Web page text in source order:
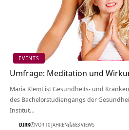
EVENTS
Umfrage: Meditation und
Maria Klemt ist Gesundheits- und
des Bachelorstudiengangs der
Institut…
DIRK VOR 10 JAHREN 683 VIEWS